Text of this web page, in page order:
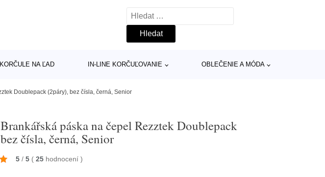
Vyhledávání
KORČULE NA ĽAD IN-LINE KORČUĽOVANIE OBLEČENIE A MÓDA
Doublepack (2páry), bez čísla, černá, Senior
páska na čepel Rezztek Doublepack
čísla, černá, Senior
5 / 5 ( 25 hodnocení)